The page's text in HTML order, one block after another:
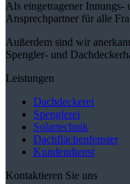
Als eingetragener
Ansprechpartner für alle
Außerdem sind wir
Spengler- und
Leistungen
Dachdeckerei
Spenglerei
Solartechnik
Dachflächenfenster
Kundendienst
Kontaktieren Sie uns